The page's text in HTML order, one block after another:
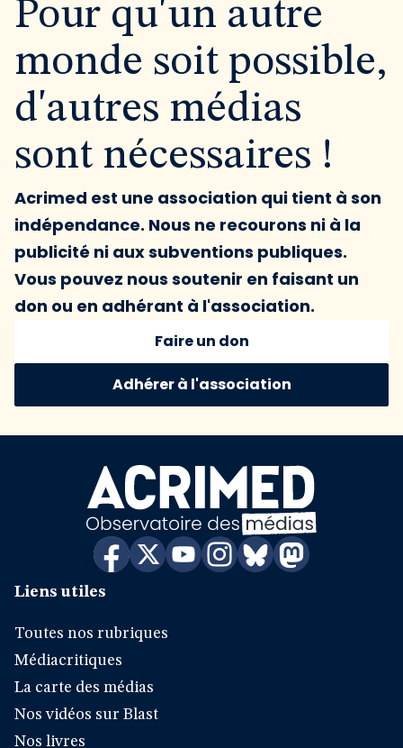
Pour qu'un autre
monde soit possible,
d'autres médias
sont nécessaires !
Acrimed est une association qui tient à son
indépendance. Nous ne recourons ni à la
publicité ni aux subventions publiques.
Vous pouvez nous soutenir en faisant un
don ou en adhérant à l'association.
Faire un don
Adhérer à l'association
Liens utiles
Toutes nos rubriques
Médiacritiques
La carte des médias
Nos vidéos sur Blast
Nos livres